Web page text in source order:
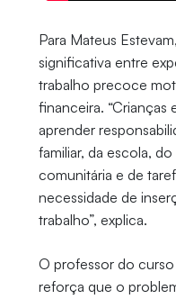
Para Mateus
significativa entre
trabalho precoce
financeira. “Crianças
aprender
familiar, da escola,
comunitária e de
necessidade de
trabalho”, explica.
O professor do
reforça que o